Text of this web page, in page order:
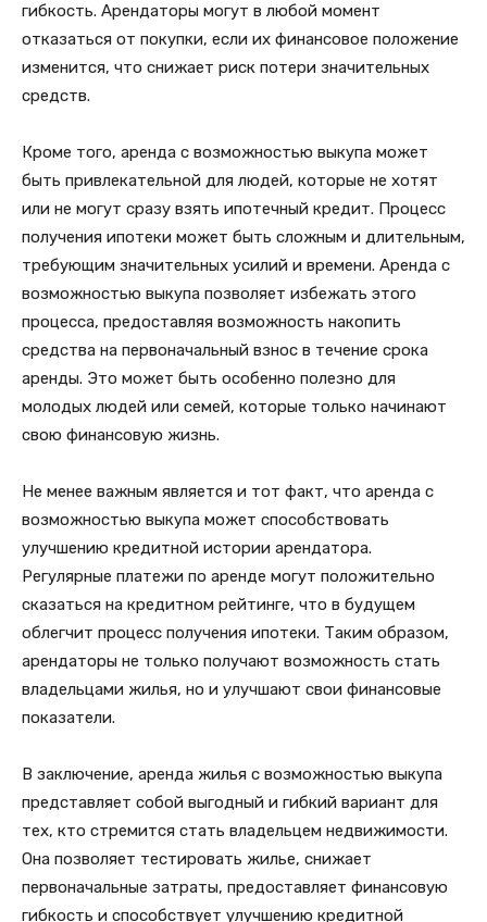
гибкость. Арендаторы могут в любой момент
отказаться от покупки, если их финансовое положение
изменится, что снижает риск потери значительных
средств.
Кроме того, аренда с возможностью выкупа может
быть привлекательной для людей, которые не хотят
или не могут сразу взять ипотечный кредит. Процесс
получения ипотеки может быть сложным и длительным,
требующим значительных усилий и времени. Аренда с
возможностью выкупа позволяет избежать этого
процесса, предоставляя возможность накопить
средства на первоначальный взнос в течение срока
аренды. Это может быть особенно полезно для
молодых людей или семей, которые только начинают
свою финансовую жизнь.
Не менее важным является и тот факт, что аренда с
возможностью выкупа может способствовать
улучшению кредитной истории арендатора.
Регулярные платежи по аренде могут положительно
сказаться на кредитном рейтинге, что в будущем
облегчит процесс получения ипотеки. Таким образом,
арендаторы не только получают возможность стать
владельцами жилья, но и улучшают свои финансовые
показатели.
В заключение, аренда жилья с возможностью выкупа
представляет собой выгодный и гибкий вариант для
тех, кто стремится стать владельцем недвижимости.
Она позволяет тестировать жилье, снижает
первоначальные затраты, предоставляет финансовую
гибкость и способствует улучшению кредитной